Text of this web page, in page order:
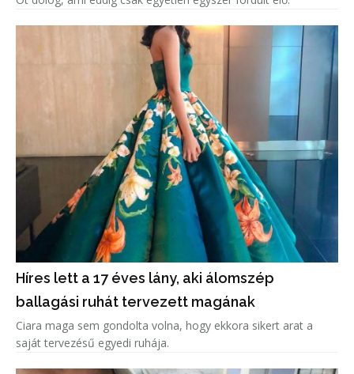
Híres lett a 17 éves lány, aki álomszép
ballagási ruhát tervezett magának
Ciara maga sem gondolta volna, hogy ekkora sikert arat a
saját tervezésű egyedi ruhája.